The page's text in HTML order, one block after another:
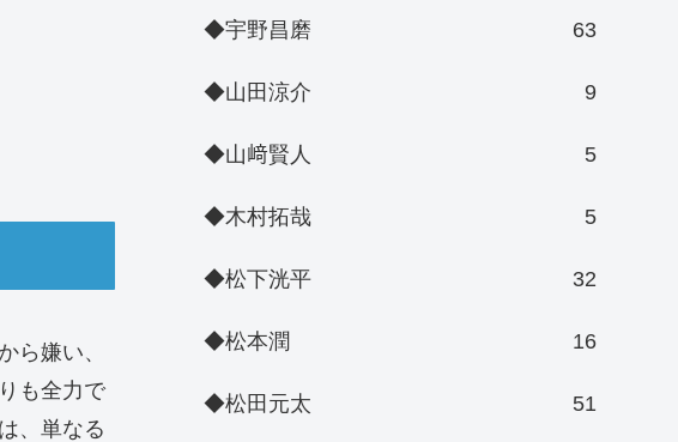
ら嫌い、
も全力で
、単なる
◆宇野昌磨 63
◆山田涼介 9
◆山﨑賢人 5
◆木村拓哉 5
◆松下洸平 32
◆松本潤 16
◆松田元太 51